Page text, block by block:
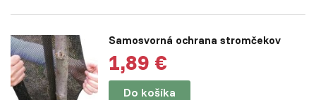
Samosvorná ochrana stromčekov
1,89 €
Do košíka